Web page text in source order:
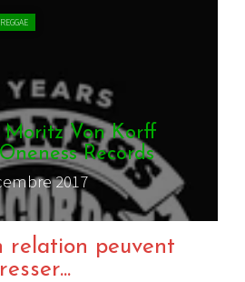
Moritz Von Korff
Records
2017
relation peuvent